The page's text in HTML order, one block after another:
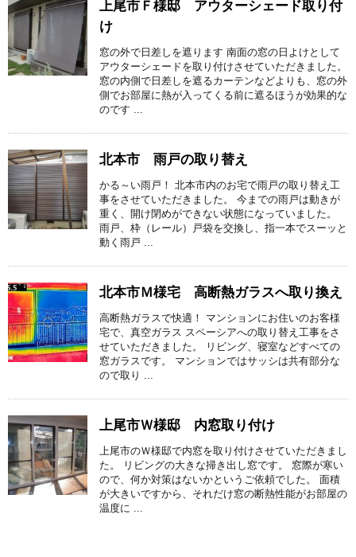
上尾市Ｆ様邸 アウターシェード取り付
け
窓の外で日差しを遮ります 南面の窓の日よけとして
アウターシェードを取り付けさせていただきました。
窓の内側で日差しを遮るカーテンなどよりも、窓の外
側でお部屋に熱が入ってくる前に遮るほうが効果的な
のです ...
北本市 雨戸の取り替え
かる～い雨戸！ 北本市内のお宅で雨戸の取り替え工
事をさせていただきました。 今までの雨戸は動きが
重く、開け閉めができない状態になっていました。
雨戸、枠（レール）戸袋を交換し、指一本でスーッと
動く雨戸 ...
北本市Ｍ様宅 高断熱ガラスへ取り換え
高断熱ガラスで快適！ マンションにお住いのお客様
宅で、真空ガラス スペーシアへの取り替え工事をさ
せていただきました。 リビング、寝室などすべての
窓ガラスです。 マンションではサッシは共有部分な
ので取り ...
上尾市Ｗ様邸 内窓取り付け
上尾市のＷ様邸で内窓を取り付けさせていただきまし
た。 リビングの大きな掃き出し窓です。 窓際が寒い
ので、何か対策はないかというご依頼でした。 面積
が大きいですから、それだけ窓の断熱性能がお部屋の
温度に ...